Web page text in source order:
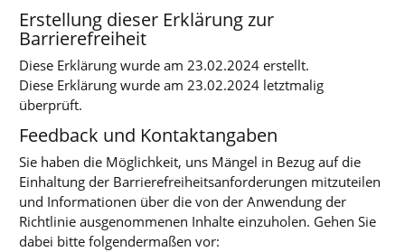
Erstellung dieser Erklärung zur
Barrierefreiheit
Diese Erklärung wurde am 23.02.2024 erstellt.
Diese Erklärung wurde am 23.02.2024 letztmalig
überprüft.
Feedback und Kontaktangaben
Sie haben die Möglichkeit, uns Mängel in Bezug auf die
Einhaltung der Barrierefreiheitsanforderungen mitzuteilen
und Informationen über die von der Anwendung der
Richtlinie ausgenommenen Inhalte einzuholen. Gehen Sie
dabei bitte folgendermaßen vor: